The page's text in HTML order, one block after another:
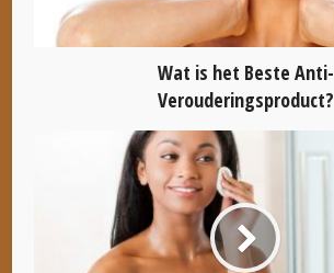
Wat is het Beste Anti-
Verouderingsproduct?